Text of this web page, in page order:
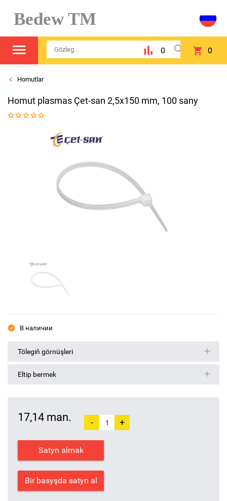
Bedew TM
0 0
Homutlar
Homut plasmas Çet-san 2,5x150 mm, 100 sany
В наличии
Tölegiň görnüşleri
Eltip bermek
17,14 man. - +
Satyn almak
Bir basyşda satyn al